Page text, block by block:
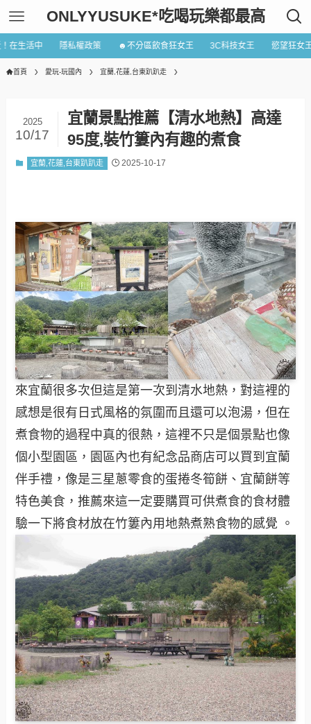
ONLYYUSUKE*吃喝玩樂都最高
在生活中 隱私權政策 ☻不分區飲食狂女王 3C科技女王 慾望狂女
首頁 愛玩-玩國內 宜蘭,花蓮,台東趴趴走
宜蘭景點推薦【清水地熱】高達
95度,裝竹簍內有趣的煮食
2025
10/17
宜蘭,花蓮,台東趴趴走 2025-10-17
來宜蘭很多次但這是第一次到清水地熱，對這裡的
感想是很有日式風格的氛圍而且還可以泡湯，但在
煮食物的過程中真的很熱，這裡不只是個景點也像
個小型園區，園區內也有紀念品商店可以買到宜蘭
伴手禮，像是三星蔥零食的蛋捲冬筍餅、宜蘭餅等
特色美食，推薦來這一定要購買可供煮食的食材體
驗一下將食材放在竹簍內用地熱煮熟食物的感覺 。